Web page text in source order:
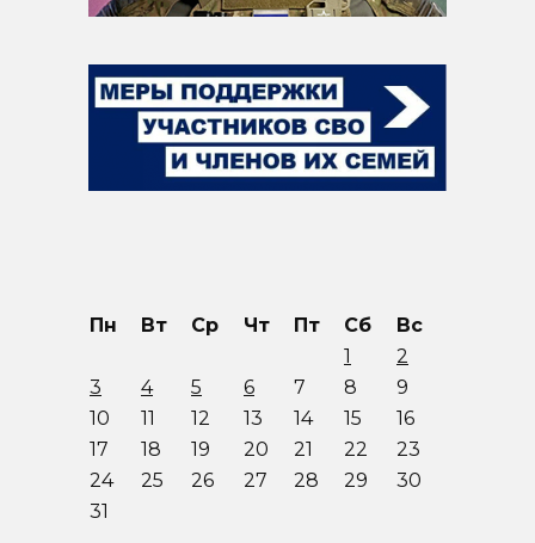
Пн Вт Ср Чт Пт Сб
Вс
1
2
3
4 5 6 7 8
9
10
11 12 13 14 15
16
17
18 19 20 21 22
23
24
25 26 27 28 29
30
31